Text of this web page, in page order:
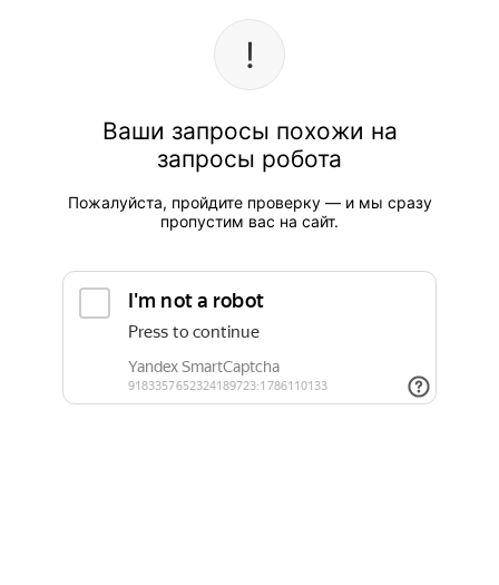
Ваши запросы похожи на
запросы робота
Пожалуйста, пройдите проверку — и мы сразу
пропустим вас на сайт.